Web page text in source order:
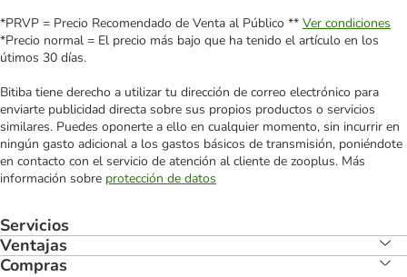
*PRVP = Precio Recomendado de Venta al Público ** Ver condiciones
*Precio normal = El precio más bajo que ha tenido el artículo en los
útimos 30 días.
Bitiba tiene derecho a utilizar tu dirección de correo electrónico para
enviarte publicidad directa sobre sus propios productos o servicios
similares. Puedes oponerte a ello en cualquier momento, sin incurrir en
ningún gasto adicional a los gastos básicos de transmisión, poniéndote
en contacto con el servicio de atención al cliente de zooplus. Más
información sobre protección de datos
Servicios
Ventajas
Compras